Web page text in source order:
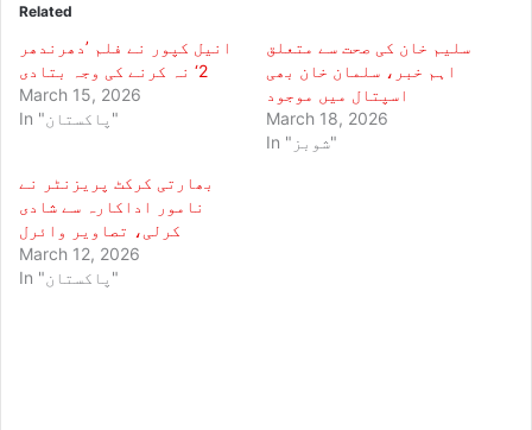
Related
انیل کپور نے فلم ’دھرندھر
2‘ نہ کرنے کی وجہ بتادی
March 15, 2026
In "پاکستان"
سلیم خان کی صحت سے متعلق
اہم خبر، سلمان خان بھی
اسپتال میں موجود
March 18, 2026
In "شوبز"
بھارتی کرکٹ پریزنٹر نے
نامور اداکارہ سے شادی
کرلی، تصاویر وائرل
March 12, 2026
In "پاکستان"